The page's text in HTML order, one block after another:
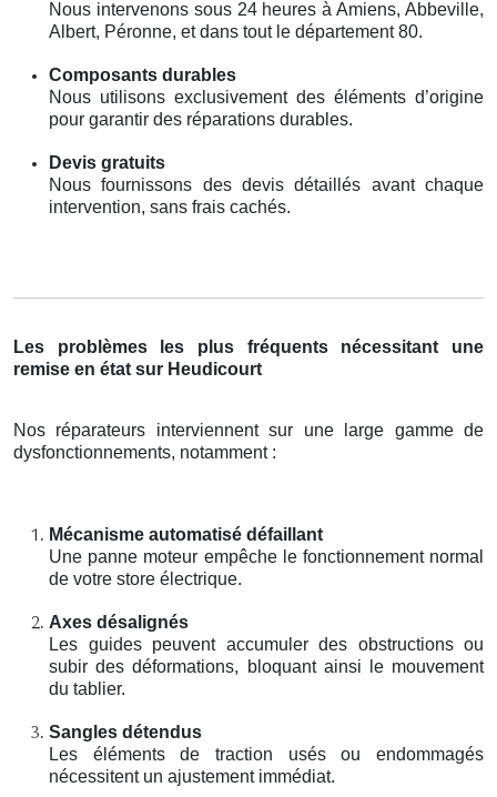
Nous intervenons sous 24 heures à Amiens, Abbeville,
Albert, Péronne, et dans tout le département 80.
Composants durables
Nous utilisons exclusivement des éléments d’origine
pour garantir des réparations durables.
Devis gratuits
Nous fournissons des devis détaillés avant chaque
intervention, sans frais cachés.
Les problèmes les plus fréquents nécessitant une
remise en état sur Heudicourt
Nos réparateurs interviennent sur une large gamme de
dysfonctionnements, notamment :
Mécanisme automatisé défaillant
Une panne moteur empêche le fonctionnement normal
de votre store électrique.
Axes désalignés
Les guides peuvent accumuler des obstructions ou
subir des déformations, bloquant ainsi le mouvement
du tablier.
Sangles détendus
Les éléments de traction usés ou endommagés
nécessitent un ajustement immédiat.